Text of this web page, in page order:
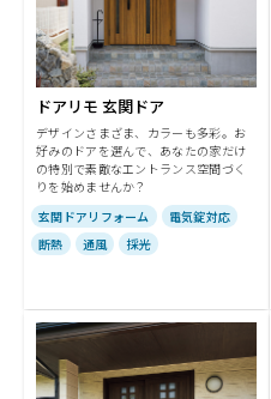
ドアリモ 玄関ドア
デザインさまざま、カラーも多彩。お
好みのドアを選んで、あなたの家だけ
の特別で素敵なエントランス空間づく
りを始めませんか？
玄関ドアリフォーム
電気錠対応
断熱
通風 採光